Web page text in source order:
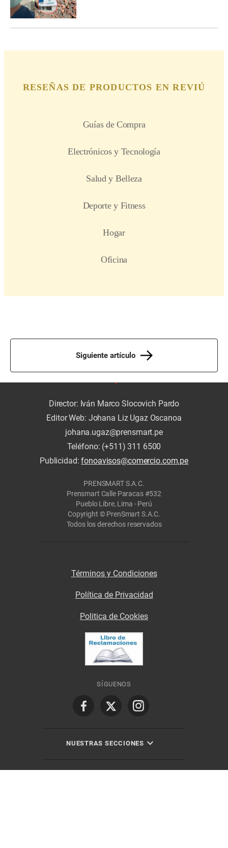
Siguiente artículo
Director: Iván Marco Slocovich Pardo
Editor Web: Johana Liz Ugaz Oscanoa
johana.ugaz@prensmart.pe
Teléfono: (+511) 311 6500
Publicidad:fonoavisos@comercio.com.pe
PRENSMART S.A.C.
Prensmart Calle Paracas #532
Pueblo Libre, Lima - Perú
Copyright © PrenSmart S.A.C.
Todos los derechos reservados
Términos y Condiciones
Política de Privacidad
Politica de Cookies
SÍGUENOS
NUESTRAS SECCIONES